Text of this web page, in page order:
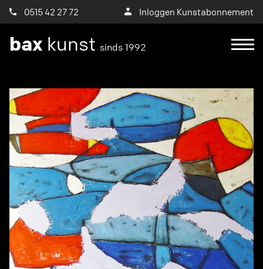
0515 42 27 72 Inloggen Kunstabonnement
bax kunst sinds 1992